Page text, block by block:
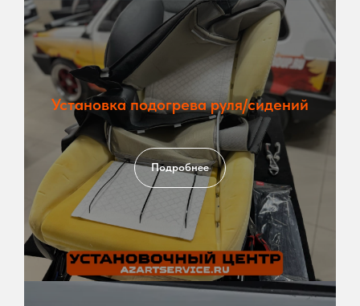
Установка подогрева руля/сидений
Подробнее